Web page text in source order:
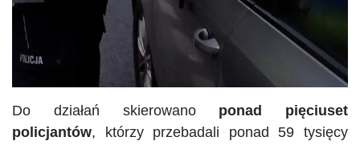
Do działań skierowano ponad pięciuset
policjantów, którzy przebadali ponad 59 tysięcy